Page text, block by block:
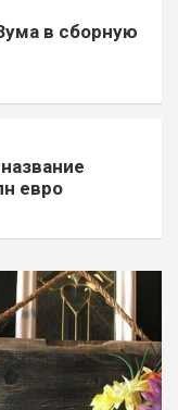
в сборную
евро